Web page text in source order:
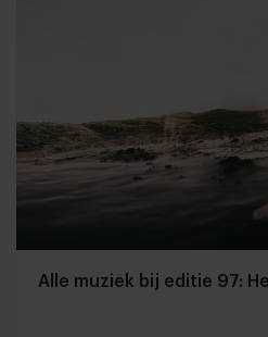
Alle muziek bij editie 97: